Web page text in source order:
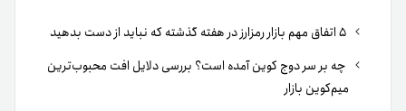
چه بر سر دوج کوین آمده است؟ بررسی دلایل افت محبوب‌ترین
میم‌کوین بازار